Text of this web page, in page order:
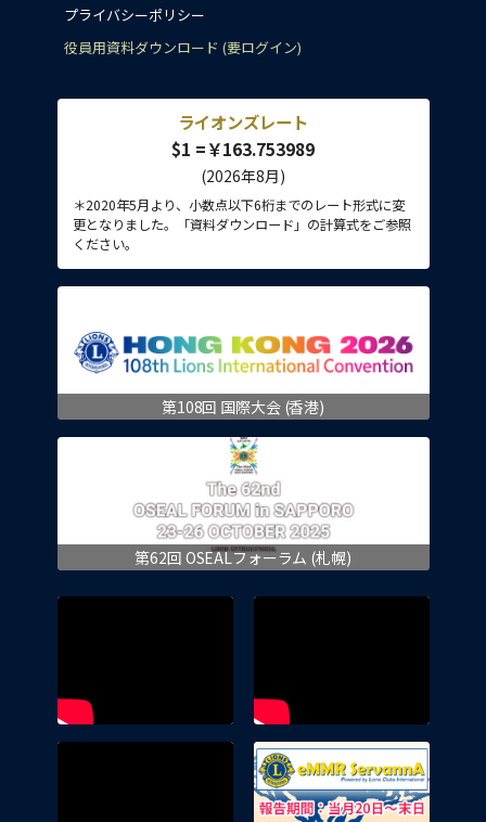
プライバシーポリシー
役員用資料ダウンロード (要ログイン)
ライオンズレート
$1 =￥163.753989
(2026年8月)
＊2020年5月より、小数点以下6桁までのレート形式に変
更となりました。「資料ダウンロード」の計算式をご参照
ください。
第108回 国際大会 (香港)
第62回 OSEALフォーラム (札幌)